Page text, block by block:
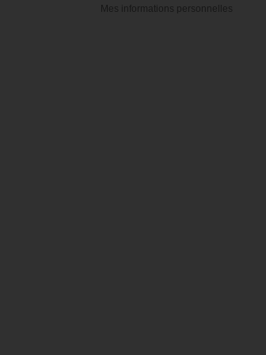
Mes informations personnelles